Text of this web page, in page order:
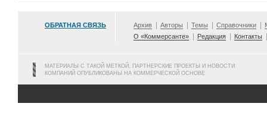
ОБРАТНАЯ СВЯЗЬ Архив Авторы Темы Справочники
О «Коммерсанте»
Редакция Контакты
МАТЕРИАЛЫ С ТАКОЙ МЕТКОЙ, ПАРТНЕРСКИЕ ПРОЕКТЫ И НОВОСТИ
КОМПАНИЙ ОПУБЛИКОВАНЫ НА КОММЕРЧЕСКОЙ ОСНОВЕ